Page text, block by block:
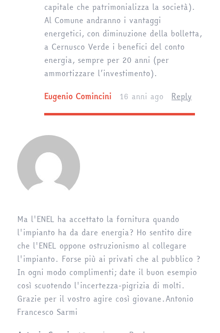
capitale che patrimonializza la società).
Al Comune andranno i vantaggi
energetici, con diminuzione della bolletta,
a Cernusco Verde i benefici del conto
energia, sempre per 20 anni (per
ammortizzare l’investimento).
Eugenio Comincini
16 anni ago Reply
Ma l'ENEL ha accettato la fornitura quando
l'impianto ha da dare energia? Ho sentito dire
che l'ENEL oppone ostruzionismo al collegare
l'impianto. Forse più ai privati che al pubblico ?
In ogni modo complimenti; date il buon esempio
così scuotendo l'incertezza-pigrizia di molti.
Grazie per il vostro agire così giovane.Antonio
Francesco Sarmi